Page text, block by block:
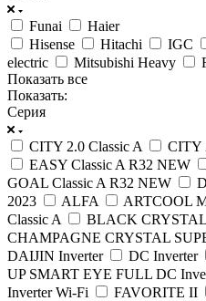
Funai
Haier
Hisense
Hitachi IGC
electric
Mitsubishi Heavy
Показать все
Показать:
Серия
CITY 2.0 Classic A
CITY
EASY Classic A R32 NEW
GOAL Classic A R32 NEW
2023
ALFA ARTCOOL
Classic A
BLACK
CHAMPAGNE CRYSTAL
DAIJIN Inverter
DC Inverter
UP SMART EYE FULL DC
Inverter Wi-Fi
FAVORITE II